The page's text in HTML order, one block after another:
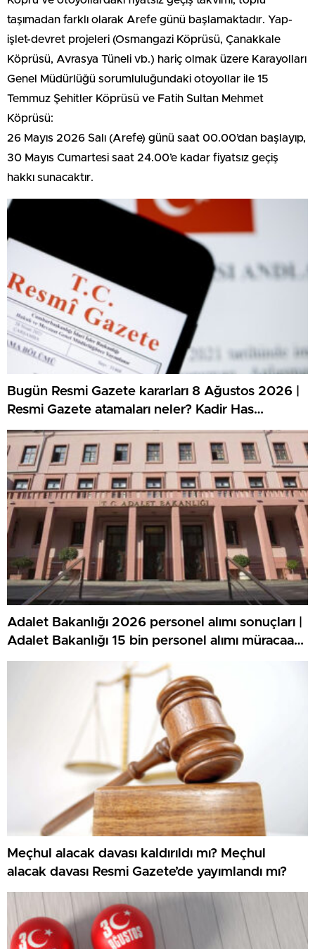
taşımadan farklı olarak Arefe günü başlamaktadır. Yap-
işlet-devret projeleri (Osmangazi Köprüsü, Çanakkale
Köprüsü, Avrasya Tüneli vb.) hariç olmak üzere Karayolları
Genel Müdürlüğü sorumluluğundaki otoyollar ile 15
Temmuz Şehitler Köprüsü ve Fatih Sultan Mehmet
Köprüsü:
26 Mayıs 2026 Salı (Arefe) günü saat 00.00’dan başlayıp,
30 Mayıs Cumartesi saat 24.00’e kadar fiyatsız geçiş
hakkı sunacaktır.
Bugün Resmi Gazete kararları 8 Ağustos 2026 |
Resmi Gazete atamaları neler? Kadir Has
Üniversitesi öğretim elemanı alımı duyurusu
yayınlandı!
Adalet Bakanlığı 2026 personel alımı sonuçları |
Adalet Bakanlığı 15 bin personel alımı müracaat
sonuçları ne vakit açıklanacak, açıklandı mı? İKM
uzunluk kilo ölçümü ne vakit, imtihan yerleri
muhakkak oldu mu?
Meçhul alacak davası kaldırıldı mı? Meçhul
alacak davası Resmi Gazete’de yayımlandı mı?